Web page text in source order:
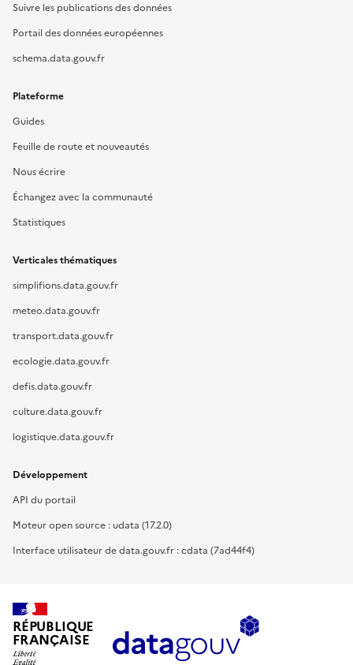
Suivre les publications des données
Portail des données européennes
schema.data.gouv.fr
Plateforme
Guides
Feuille de route et nouveautés
Nous écrire
Échangez avec la communauté
Statistiques
Verticales thématiques
simplifions.data.gouv.fr
meteo.data.gouv.fr
transport.data.gouv.fr
ecologie.data.gouv.fr
defis.data.gouv.fr
culture.data.gouv.fr
logistique.data.gouv.fr
Développement
API du portail
Moteur open source : udata (17.2.0)
Interface utilisateur de data.gouv.fr : cdata (7ad44f4)
RÉPUBLIQUE
FRANÇAISE